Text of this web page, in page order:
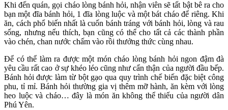
Khi đến quán, gọi cháo lòng bánh hỏi, nhận viên sẽ tất bật bê ra cho
bạn một đĩa bánh hỏi, 1 đĩa lòng luộc và một bát cháo để riêng. Khi
ăn, cách phổ biến nhất là cuốn bánh tráng với bánh hỏi, lòng và rau
sống, nhưng nếu thích, bạn cũng có thể cho tất cả các thành phần
vào chén, chan nước chấm vào rồi thưởng thức cùng nhau.
Để có thể làm ra được một món cháo lòng bánh hỏi ngon đậm đà
yêu cầu rất cao ở sự khéo léo cũng như cẩn thận của người đầu bếp.
Bánh hỏi được làm từ bột gạo qua quy trình chế biến đặc biệt công
phu, tỉ mỉ. Bánh hỏi thường gia vị thêm mỡ hành, ăn kèm với lòng
heo luộc và cháo… đây là món ăn không thể thiếu của người dân
Phú Yên.